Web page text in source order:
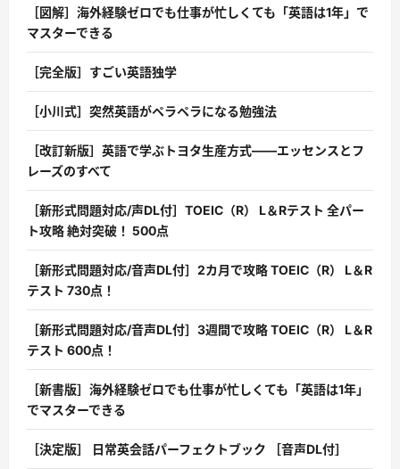
［図解］海外経験ゼロでも仕事が忙しくても「英語は1年」で
マスターできる
［完全版］すごい英語独学
［小川式］突然英語がペラペラになる勉強法
［改訂新版］英語で学ぶトヨタ生産方式――エッセンスとフ
レーズのすべて
［新形式問題対応/声DL付］TOEIC（R） L＆Rテスト 全パー
ト攻略 絶対突破！ 500点
［新形式問題対応/音声DL付］2カ月で攻略 TOEIC（R） L＆R
テスト 730点！
［新形式問題対応/音声DL付］3週間で攻略 TOEIC（R） L＆R
テスト 600点！
［新書版］海外経験ゼロでも仕事が忙しくても「英語は1年」
でマスターできる
［決定版］ 日常英会話パーフェクトブック ［音声DL付］